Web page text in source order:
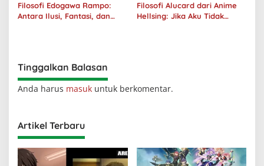
Filosofi Edogawa Rampo:
Antara Ilusi, Fantasi, dan
Filosofi Alucard dari Anime
Hellsing: Jika Aku Tidak
Tinggalkan Balasan
Anda harus masuk untuk berkomentar.
Artikel Terbaru